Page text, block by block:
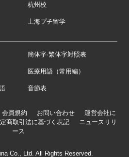
杭州校
上海プチ留学
簡体字·繁体字対照表
医療用語（常用編）
音節表
会員規約 お問い合わせ
運営会社に
商取引法に基づく表記
ニュースリリ
ース
Co., Ltd. All Rights Reserved.